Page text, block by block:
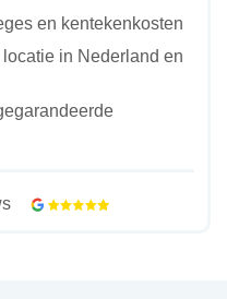
en kentekenkosten
in Nederland en